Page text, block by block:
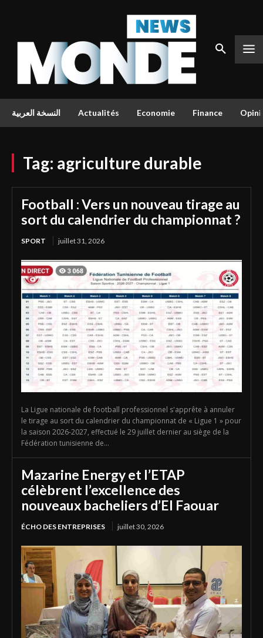
النسخة العربية Actualités Economie Finance
Tag: agriculture durable
Football : Vers un nouveau tirage au
sort du calendrier du championnat ?
SPORT juillet 31, 2026
La Ligue nationale de football professionnel s'apprête à annuler
le tirage au sort du calendrier du championnat de « Ligue 1 » pour
la saison 2026-2027, effectué le 29 juillet dernier au siège de la
Fédération tunisienne de...
Mazarine Energy et l’ETAP
célèbrent l’excellence des
nouveaux bacheliers d’El Faouar
ÉCHO DES ENTREPRISES juillet 30, 2026